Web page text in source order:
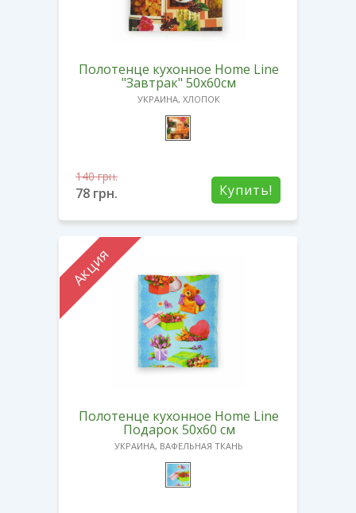
Полотенце кухонное Home Line
"Завтрак" 50х60см
УКРАИНА, ХЛОПОК
Купить!
140грн.
78 грн.
Акция
Полотенце кухонное Home Line
Подарок 50х60 см
УКРАИНА, ВАФЕЛЬНАЯ ТКАНЬ